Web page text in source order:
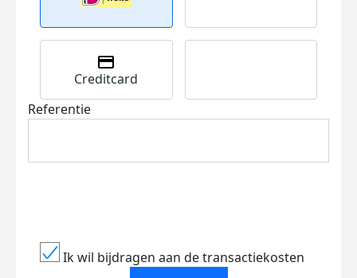
Creditcard
Referentie
Ik wil bijdragen aan de transactiekosten